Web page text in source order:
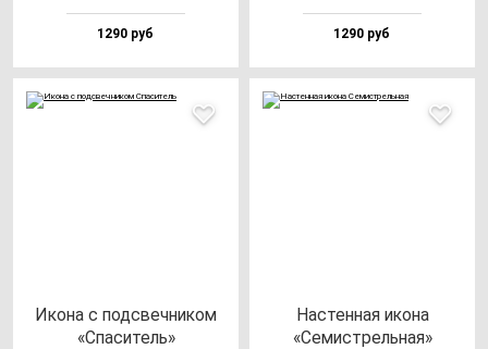
1290 руб 1290 руб
Ико­на с под­свеч­ни­ком
«Спа­си­тель»
Нас­тен­ная ико­на
«Семис­трель­ная»